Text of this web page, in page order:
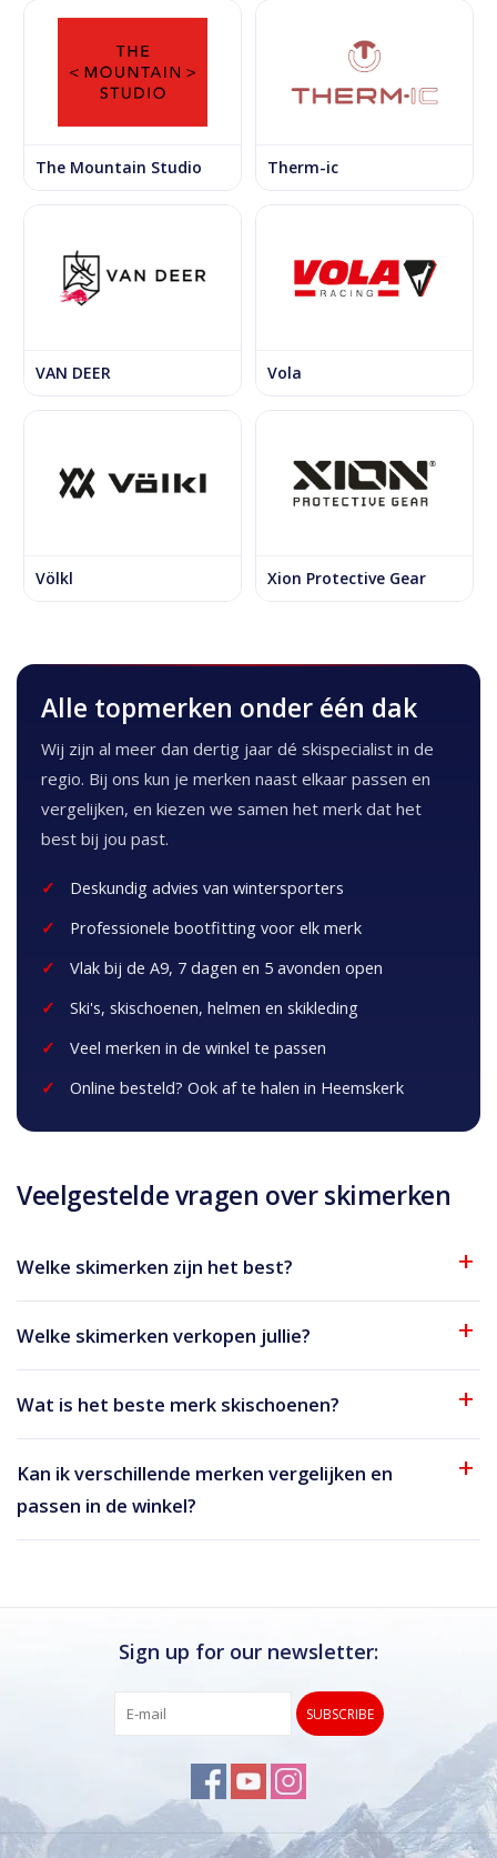
The Mountain Studio Therm-ic
VAN DEER Vola
Völkl Xion Protective Gear
Alle topmerken onder één dak
Wij zijn al meer dan dertig jaar dé skispecialist in de
regio. Bij ons kun je merken naast elkaar passen en
vergelijken, en kiezen we samen het merk dat het
best bij jou past.
Deskundig advies van wintersporters
Professionele bootfitting voor elk merk
Vlak bij de A9, 7 dagen en 5 avonden open
Ski's, skischoenen, helmen en skikleding
Veel merken in de winkel te passen
Online besteld? Ook af te halen in Heemskerk
Veelgestelde vragen over skimerken
Welke skimerken zijn het best?
Welke skimerken verkopen jullie?
Wat is het beste merk skischoenen?
Kan ik verschillende merken vergelijken en
passen in de winkel?
Sign up for our newsletter:
SUBSCRIBE